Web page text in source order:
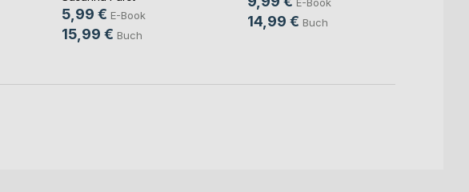
5,99 € E-Book
15,99 € Buch
14,99 € Buch